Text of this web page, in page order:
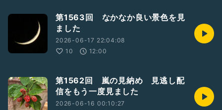
第1563回 なかなか良い景色を見
ました
2026-06-17 22:04:08
10
12:00
第1562回 嵐の見納め 見逃し配
信をもう一度見ました
2026-06-16 00:10:27